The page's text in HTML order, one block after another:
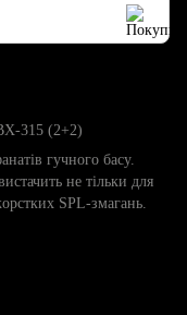
315 (2+2)
гучного басу.
не тільки для
SPL-змагань.